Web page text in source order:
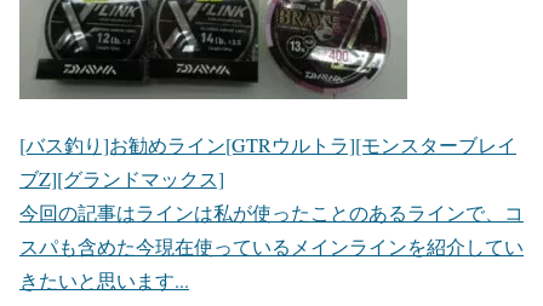
[バス釣り]お勧めライン[GTRウルトラ][モンスターブレイ
ブZ][グランドマックス]
今回の記事はラインは私が使ったことのあるラインで、コ
スパも含めた今現在使っているメインラインを紹介してい
きたいと思います...